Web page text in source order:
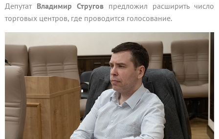
Депутат Владимир Стругов предложил расширить число
торговых центров, где проводится голосование.